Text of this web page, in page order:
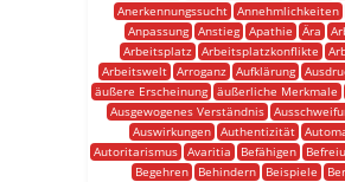
Anerkennungssucht Annehmlichkeiten
Anpassung
Anstieg Apathie Ära
Arbeitsplatz Arbeitsplatzkonflikte
Arbeitswelt
Arroganz Aufklärung
äußere Erscheinung äußerliche Merkmale
Ausgewogenes Verständnis
Auswirkungen Authentizität
Autoritarismus
Avaritia Befähigen
Begehren
Behindern Beispiele